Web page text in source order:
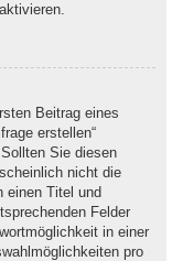
Beitrag eines
erstellen“
Sie diesen
nicht die
einen Titel und
Felder
in einer
pro